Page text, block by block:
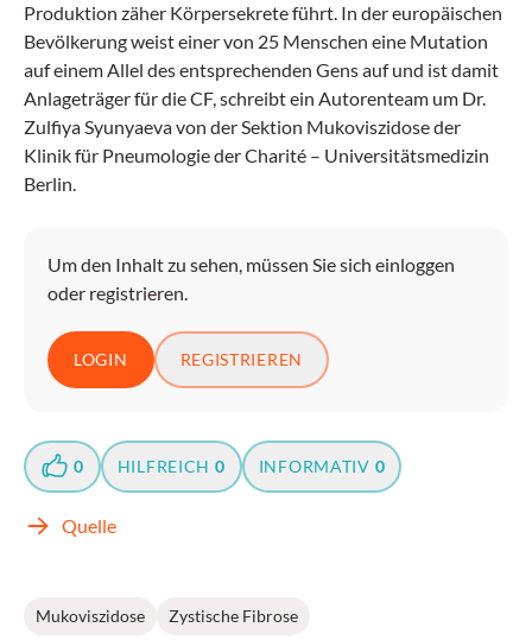
Produktion zäher Körpersekrete führt. In der europäischen
Bevölkerung weist einer von 25 Menschen eine Mutation
auf einem Allel des entsprechenden Gens auf und ist damit
Anlageträger für die CF, schreibt ein Autorenteam um Dr.
Zulfiya Syunyaeva von der Sektion Mukoviszidose der
Klinik für Pneumologie der Charité – Universitätsmedizin
Berlin.
Um den Inhalt zu sehen, müssen Sie sich einloggen
oder registrieren.
LOGIN REGISTRIEREN
0 HILFREICH 0 INFORMATIV 0
Quelle
Mukoviszidose Zystische Fibrose